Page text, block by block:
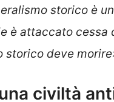
storico è
è attaccato
storico deve
civiltà